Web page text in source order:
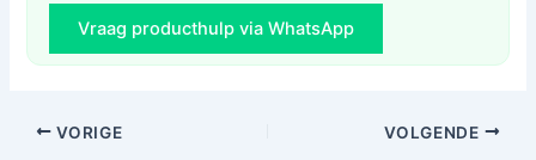
Vraag producthulp via WhatsApp
VORIGE VOLGENDE